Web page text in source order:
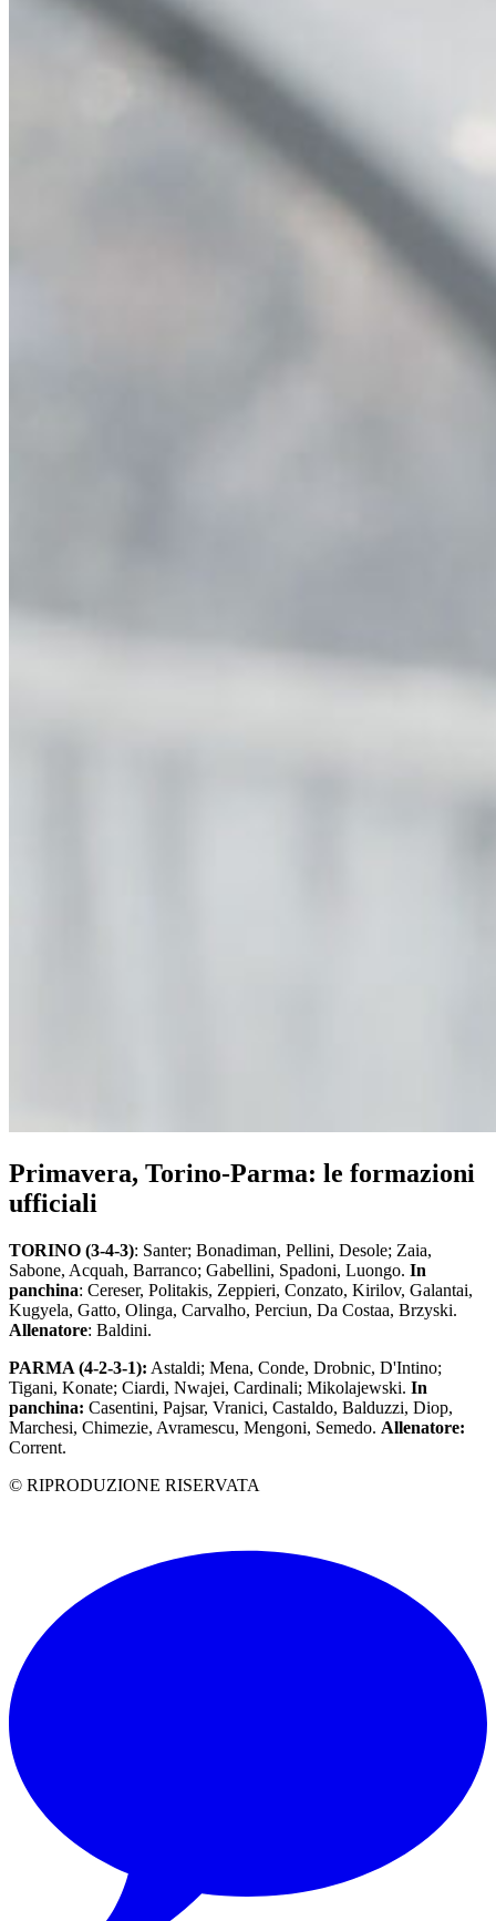
Primavera, Torino-Parma: le formazioni
ufficiali
TORINO (3-4-3): Santer; Bonadiman, Pellini, Desole; Zaia,
Sabone, Acquah, Barranco; Gabellini, Spadoni, Luongo. In
panchina: Cereser, Politakis, Zeppieri, Conzato, Kirilov, Galantai,
Kugyela, Gatto, Olinga, Carvalho, Perciun, Da Costaa, Brzyski.
Allenatore: Baldini.
PARMA (4-2-3-1): Astaldi; Mena, Conde, Drobnic, D'Intino;
Tigani, Konate; Ciardi, Nwajei, Cardinali; Mikolajewski. In
panchina: Casentini, Pajsar, Vranici, Castaldo, Balduzzi, Diop,
Marchesi, Chimezie, Avramescu, Mengoni, Semedo. Allenatore:
Corrent.
© RIPRODUZIONE RISERVATA